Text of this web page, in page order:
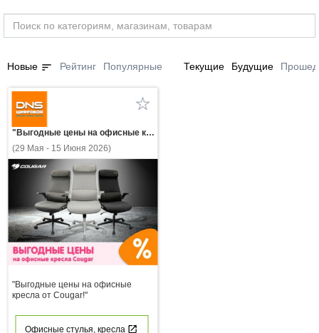
Новые sort Рейтинг Популярные Текущие Будущие
"Выгодные цены на офисные кресла от Cougar!"
(29 Мая - 15 Июня 2026)
"Выгодные цены на офисные
кресла от Cougar!"
Офисные стулья, кресла